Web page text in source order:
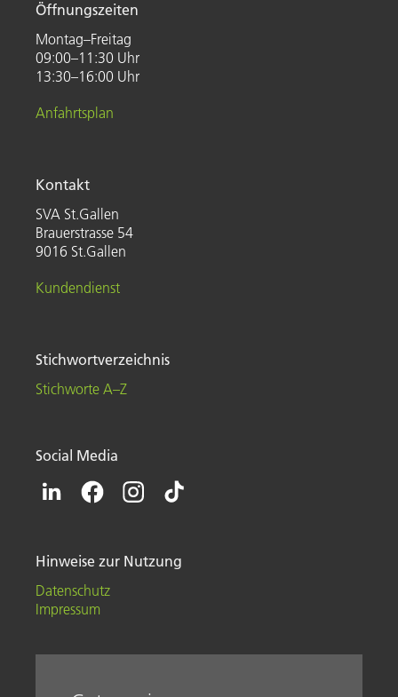
Öffnungszeiten
Montag–Freitag
09:00–11:30 Uhr
13:30–16:00 Uhr
Anfahrtsplan
Kontakt
SVA St.Gallen
Brauerstrasse 54
9016 St.Gallen
Kundendienst
Stichwortverzeichnis
Stichworte A–Z
Social Media
Hinweise zur Nutzung
Datenschutz
Impressum